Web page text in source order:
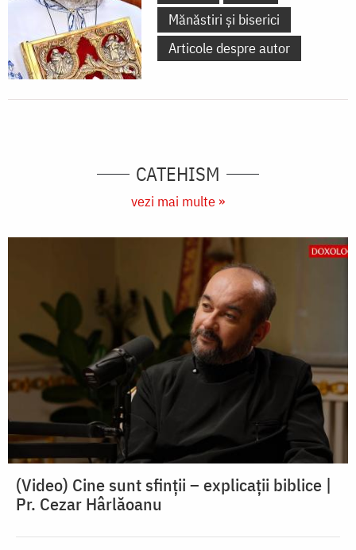
Mănăstiri și biserici
Articole despre autor
CATEHISM
vezi mai multe »
(Video) Cine sunt sfinții – explicații biblice |
Pr. Cezar Hârlăoanu